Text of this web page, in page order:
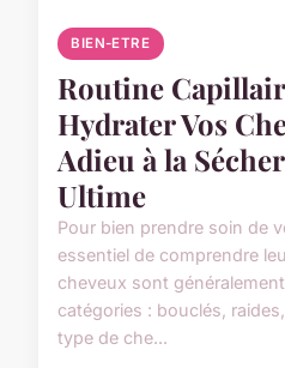
BIEN-ETRE
Routine
Hydrater Vos
Adieu à la
Ultime
Pour bien prendre soin de
essentiel de comprendre
cheveux sont
catégories : bouclés,
type de che...